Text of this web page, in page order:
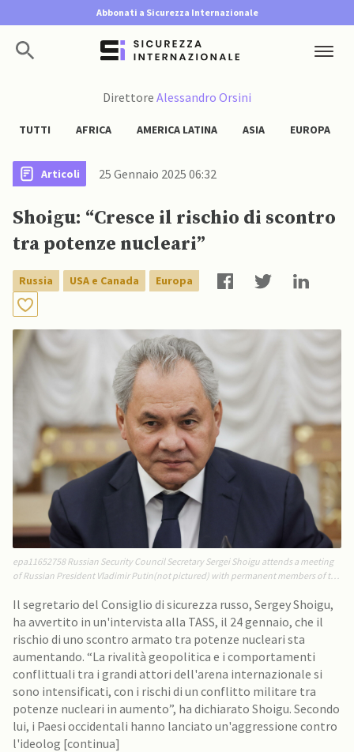
Abbonati a Sicurezza Internazionale
Direttore Alessandro Orsini
TUTTI AFRICA AMERICA LATINA ASIA EUROPA
Articoli 25 Gennaio 2025 06:32
Shoigu: “Cresce il rischio di scontro
tra potenze nucleari”
Russia USA e Canada Europa
epa11652758 Russian Security Council Secretary Sergei Shoigu attends a meeting
of Russian President Vladimir Putin(not pictured) with permanent members of the
METZEL/SPUTNIK/KREMLIN POOL MANDATORY CREDIT
Il segretario del Consiglio di sicurezza russo, Sergey Shoigu,
ha avvertito in un'intervista alla TASS, il 24 gennaio, che il
rischio di uno scontro armato tra potenze nucleari sta
aumentando. “La rivalità geopolitica e i comportamenti
conflittuali tra i grandi attori dell'arena internazionale si
sono intensificati, con i rischi di un conflitto militare tra
potenze nucleari in aumento”, ha dichiarato Shoigu. Secondo
lui, i Paesi occidentali hanno lanciato un'aggressione contro
l'ideolog [continua]